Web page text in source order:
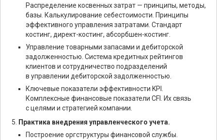
Распределение косвенных затрат — принципы, методы,
базы. Калькулирование себестоимости. Принципы
эффективного управления затратами. Стандарт
костинг, директ-костинг, абсорбшен-костинг.
Управление товарными запасами и дебиторской
задолженностью. Система кредитных рейтингов
клиентов и сотрудничество подразделений
в управлении дебиторской задолженностью.
Ключевые показатели эффективности KPI.
Комплексные финансовые показатели CFI. Их связь
с целями и стратегией компании.
Практика внедрения управленческого учета.
Построение оргструктуры финансовой службы.